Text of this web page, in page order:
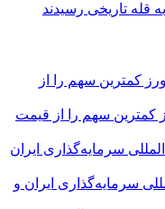
تاریخی رسیدند
کمترین سهم را از قیمت
سرمایه‌گذاری ایران و